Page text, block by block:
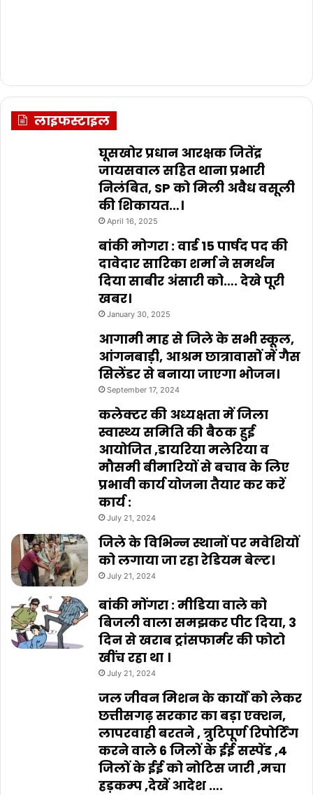
लाइफस्टाइल
घूसखोर प्रधान आरक्षक जितेंद्र
जायसवाल सहित थाना प्रभारी
निलंबित, SP को मिली अवैध वसूली
की शिकायत…।
April 16, 2025
बांकी मोगरा : वार्ड 15 पार्षद पद की
दावेदार सारिका शर्मा ने समर्थन
दिया साबीर अंसारी को…. देखे पूरी
खबर।
January 30, 2025
आगामी माह से जिले के सभी स्कूल,
आंगनबाड़ी, आश्रम छात्रावासों में गैस
सिलेंडर से बनाया जाएगा भोजन।
September 17, 2024
कलेक्टर की अध्यक्षता में जिला
स्वास्थ्य समिति की बैठक हुई
आयोजित ,डायरिया मलेरिया व
मौसमी बीमारियों से बचाव के लिए
प्रभावी कार्य योजना तैयार कर करें
कार्य :
July 21, 2024
जिले के विभिन्न स्थानों पर मवेशियों
को लगाया जा रहा रेडियम बेल्ट।
July 21, 2024
बांकी मोंगरा : मीडिया वाले को
बिजली वाला समझकर पीट दिया, 3
दिन से खराब ट्रांसफार्मर की फोटो
खींच रहा था ।
July 21, 2024
जल जीवन मिशन के कार्यों को लेकर
छत्तीसगढ़ सरकार का बड़ा एक्शन,
लापरवाही बरतने , त्रुटिपूर्ण रिपोर्टिंग
करने वाले 6 जिलों के ईई सस्पेंड ,4
जिलों के ईई को नोटिस जारी ,मचा
हड़कम्प ,देखें आदेश ….